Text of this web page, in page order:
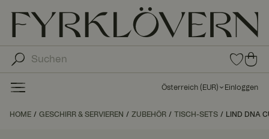
0
Arti
in
orit
0
Art
ike
de
Österreich ( EUR) Einloggen
HOME GESCHIRR & SERVIEREN ZUBEHÖR TISCH-SETS LIND DNA